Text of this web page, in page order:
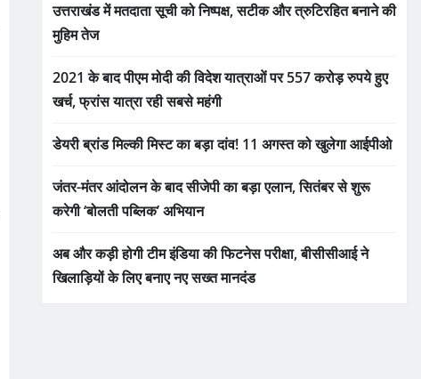
उत्तराखंड में मतदाता सूची को निष्पक्ष, सटीक और त्रुटिरहित बनाने की
मुहिम तेज
2021 के बाद पीएम मोदी की विदेश यात्राओं पर 557 करोड़ रुपये हुए
खर्च, फ्रांस यात्रा रही सबसे महंगी
डेयरी ब्रांड मिल्की मिस्ट का बड़ा दांव! 11 अगस्त को खुलेगा आईपीओ
जंतर-मंतर आंदोलन के बाद सीजेपी का बड़ा एलान, सितंबर से शुरू
करेगी ‘बोलती पब्लिक’ अभियान
अब और कड़ी होगी टीम इंडिया की फिटनेस परीक्षा, बीसीसीआई ने
खिलाड़ियों के लिए बनाए नए सख्त मानदंड